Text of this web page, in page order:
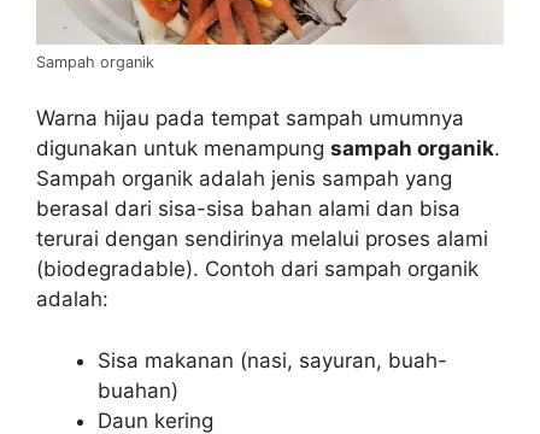
Sampah organik
Warna hijau pada tempat sampah umumnya
digunakan untuk menampung sampah organik.
Sampah organik adalah jenis sampah yang
berasal dari sisa-sisa bahan alami dan bisa
terurai dengan sendirinya melalui proses alami
(biodegradable). Contoh dari sampah organik
adalah:
Sisa makanan (nasi, sayuran, buah-
buahan)
Daun kering